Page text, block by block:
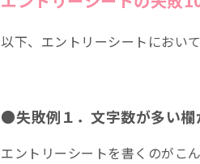
以下、エントリーシートにおい
●失敗例１．文字数が多い欄
エントリーシートを書くのがこ